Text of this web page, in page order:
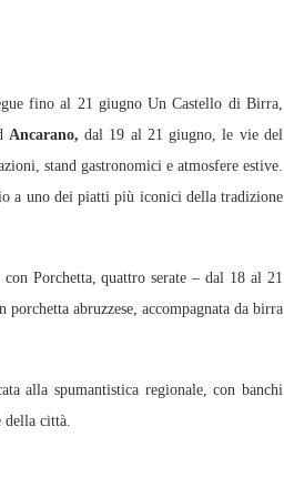
fino al 21 giugno Un Castello di Birra,
Ancarano, dal 19 al 21 giugno, le vie del
stand gastronomici e atmosfere estive.
a uno dei piatti più iconici della tradizione
Porchetta, quattro serate – dal 18 al 21
abruzzese, accompagnata da birra
alla spumantistica regionale, con banchi
città.